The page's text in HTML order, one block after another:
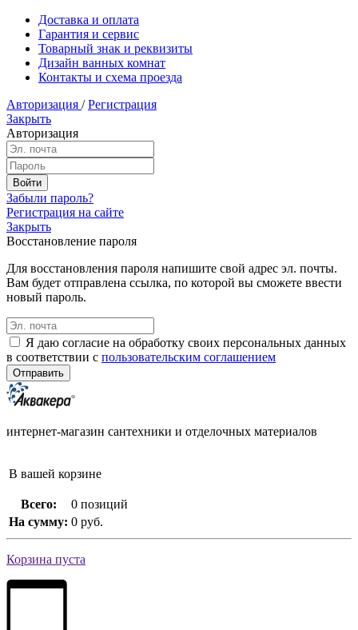
Доставка и оплата
Гарантия и сервис
Товарный знак и реквизиты
Дизайн ванных комнат
Контакты и схема проезда
Авторизация / Регистрация
Закрыть
Авторизация
Забыли пароль?
Регистрация на сайте
Закрыть
Восстановление пароля
Для восстановления пароля напишите свой адрес эл. почты.
Вам будет отправлена ссылка, по которой вы сможете ввести
новый пароль.
Я даю согласие на обработку своих персональных данных
в соответствии с пользовательским соглашением
интернет-магазин сантехники и отделочных материалов
В вашей корзине
Всего:
0 позиций
На сумму: 0 руб.
Корзина пуста